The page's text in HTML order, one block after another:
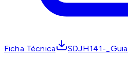
Ficha Técnica SDJH141-